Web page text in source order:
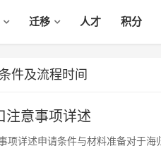
迁移 人才 积分
件及流程时间
注意事项详述